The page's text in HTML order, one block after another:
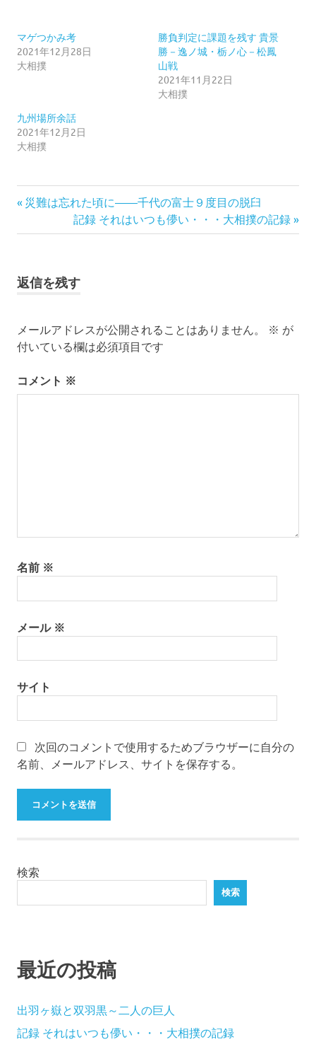
マゲつかみ考
2021年12月28日
大相撲
勝負判定に課題を残す 貴景
勝－逸ノ城・栃ノ心－松鳳
山戦
2021年11月22日
大相撲
九州場所余話
2021年12月2日
大相撲
初
っ
代
の
大
相
小
投
稿
ビ
ゲ
ー
シ
前
記
災難は忘れた頃に――千代の富士９度目の脱臼
次
の
記録 それはいつも儚い・・・大相撲の記録
返信を残す
メールアドレスが公開されることはありません。 ※ が
付いている欄は必須項目です
コメント ※
名前 ※
メール ※
サイト
次回のコメントで使用するためブラウザーに自分の
名前、メールアドレス、サイトを保存する。
検索
検索
最近の投稿
出羽ヶ嶽と双羽黒～二人の巨人
記録 それはいつも儚い・・・大相撲の記録